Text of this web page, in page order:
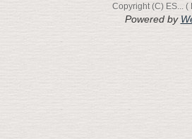
Copyright (C) ES... (
Powered by